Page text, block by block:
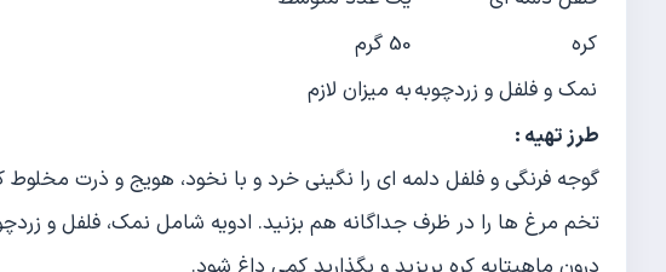
کره
50 گرم
نمک و فلفل و زردچوبهبه میزان لازم
طرز تهیه :
گوجه فرنگی و فلفل دلمه ای را نگینی خرد و با نخود، هویج و ذرت مخلوط
تخم مرغ ها را در ظرف جداگانه هم بزنید. ادویه شامل نمک، فلفل و